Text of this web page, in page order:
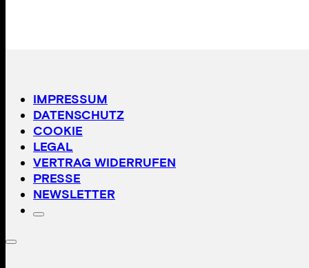
IMPRESSUM
DATENSCHUTZ
COOKIE
LEGAL
VERTRAG WIDERRUFEN
PRESSE
NEWSLETTER